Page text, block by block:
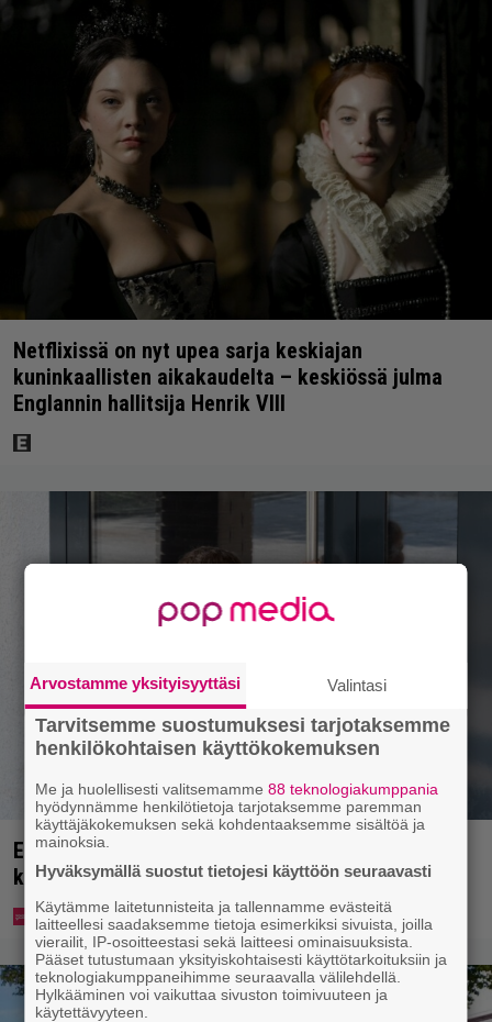
Netflixissä on nyt upea sarja keskiajan
kuninkaallisten aikakaudelta – keskiössä julma
Englannin hallitsija Henrik VIII
Ekaluokkalaisille jaetaan ilmainen kotiavain –
katso, mistä sen voi hakea
Arvostamme yksityisyyttäsi Valintasi
Tarvitsemme suostumuksesi tarjotaksemme
henkilökohtaisen käyttökokemuksen
Me ja huolellisesti valitsemamme88 teknologiakumppania
hyödynnämme henkilötietoja tarjotaksemme paremman
käyttäjäkokemuksen sekä kohdentaaksemme sisältöä ja
mainoksia.
Hyväksymällä suostut tietojesi käyttöön seuraavasti
Käytämme laitetunnisteita ja tallennamme evästeitä
laitteellesi saadaksemme tietoja esimerkiksi sivuista, joilla
vierailit, IP-osoitteestasi sekä laitteesi ominaisuuksista.
Pääset tutustumaan yksityiskohtaisesti käyttötarkoituksiin ja
teknologiakumppaneihimme seuraavalla välilehdellä.
Hylkääminen voi vaikuttaa sivuston toimivuuteen ja
käytettävyyteen.